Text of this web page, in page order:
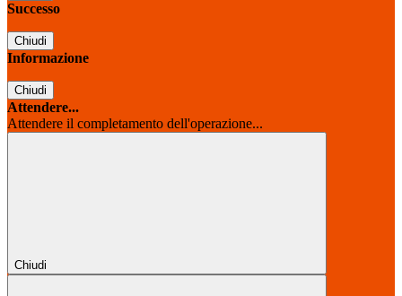
Successo
Chiudi
Informazione
Chiudi
Attendere...
Attendere il completamento dell'operazione...
Chiudi